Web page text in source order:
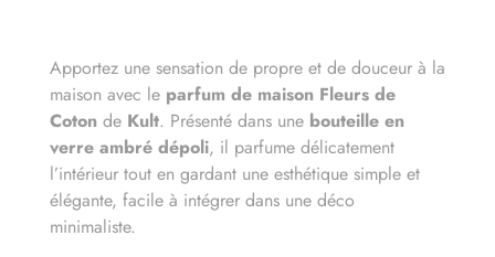
Apportez une sensation de propre et de douceur à la
maison avec le parfum de maison Fleurs de
Coton de Kult. Présenté dans une bouteille en
verre ambré dépoli, il parfume délicatement
l’intérieur tout en gardant une esthétique simple et
élégante, facile à intégrer dans une déco
minimaliste.